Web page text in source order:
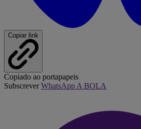
Copiar link
Copiado ao portapapeis
SubscreverWhatsApp A BOLA